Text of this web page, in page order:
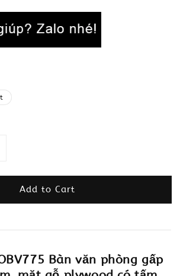
Add to Cart
Bàn văn phòng gấp